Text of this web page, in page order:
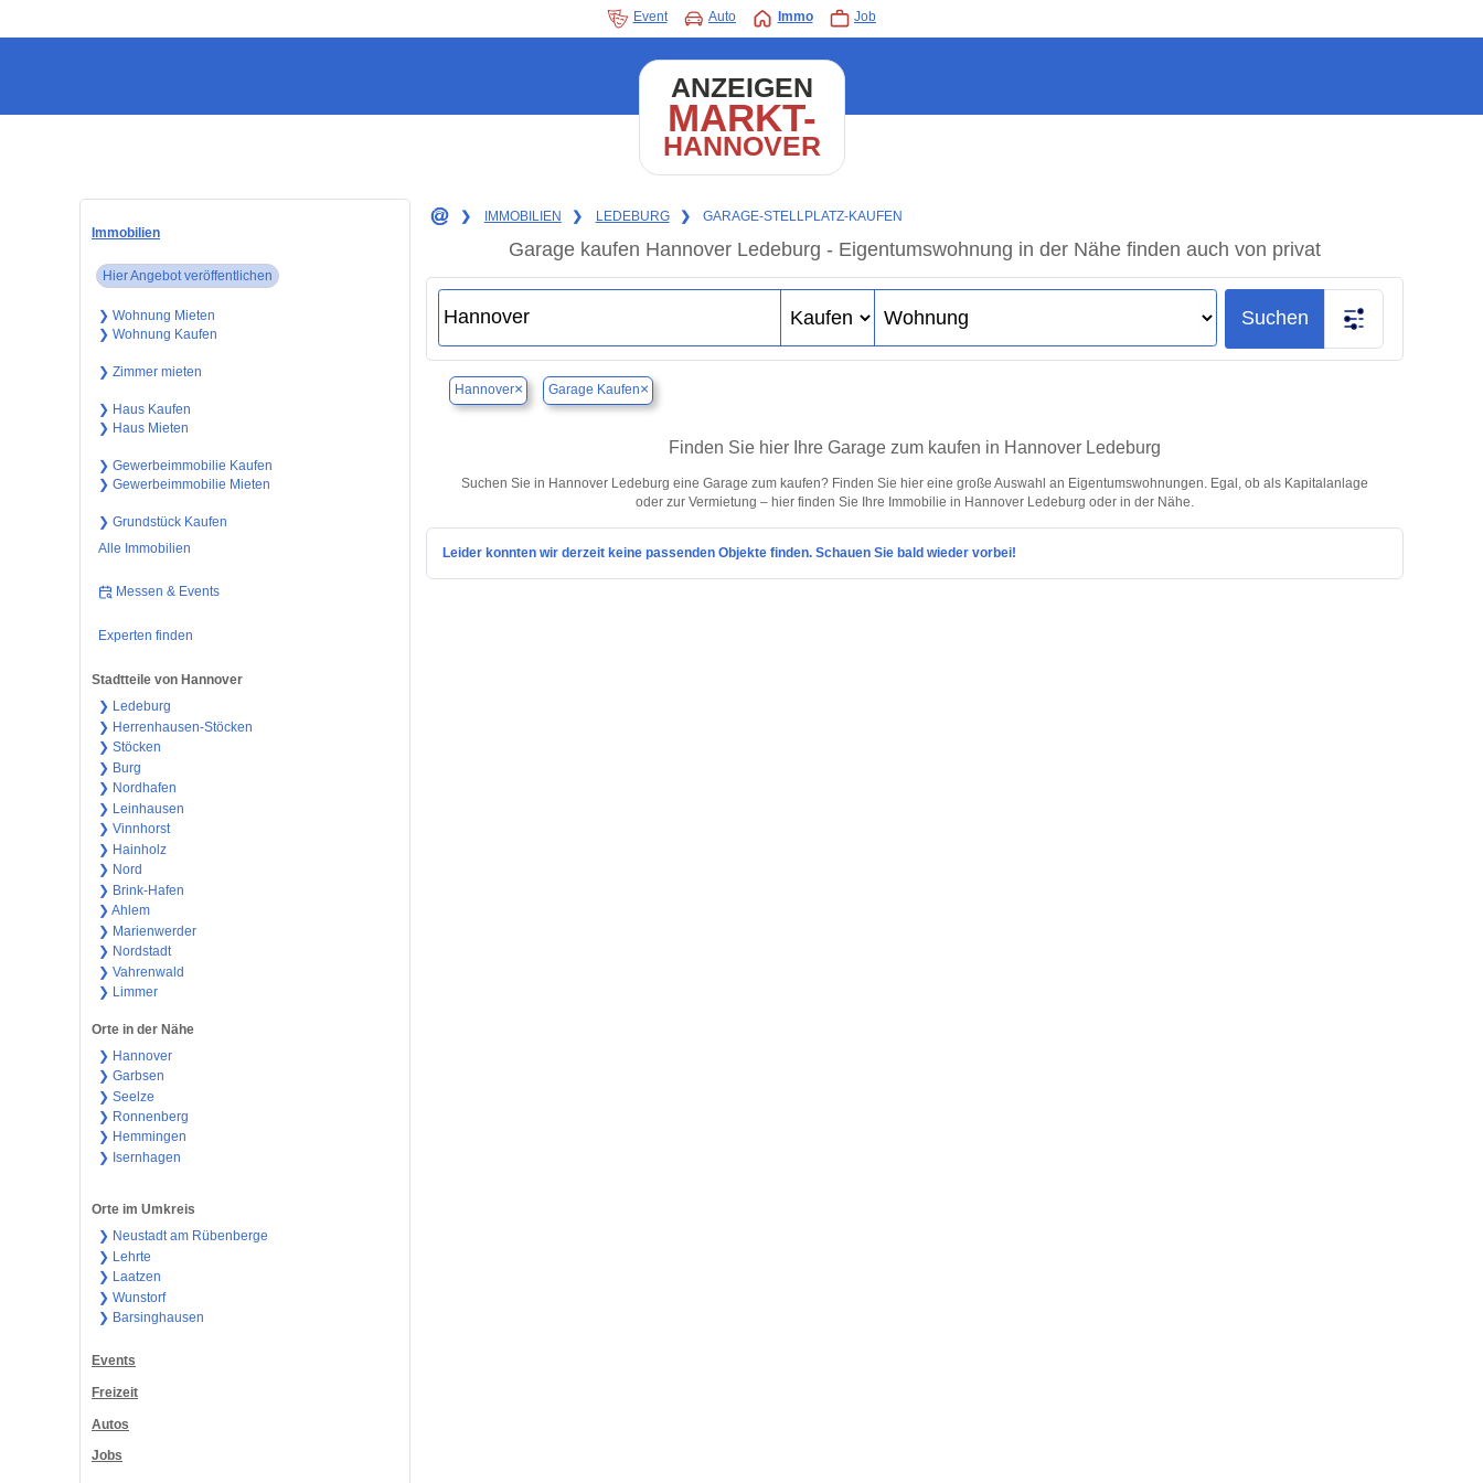
Event Auto Immo Job
ANZEIGEN
MARKT-
HANNOVER
Immobilien
Hier Angebot veröffentlichen
❯ Wohnung Mieten
❯ Wohnung Kaufen
❯ Zimmer mieten
❯ Haus Kaufen
❯ Haus Mieten
❯ Gewerbeimmobilie Kaufen
❯ Gewerbeimmobilie Mieten
❯ Grundstück Kaufen
Alle Immobilien
Messen & Events
Experten finden
Stadtteile von Hannover
❯ Ledeburg
❯ Herrenhausen-Stöcken
❯ Stöcken
❯ Burg
❯ Nordhafen
❯ Leinhausen
❯ Vinnhorst
❯ Hainholz
❯ Nord
❯ Brink-Hafen
❯ Ahlem
❯ Marienwerder
❯ Nordstadt
❯ Vahrenwald
❯ Limmer
Orte in der Nähe
❯ Hannover
❯ Garbsen
❯ Seelze
❯ Ronnenberg
❯ Hemmingen
❯ Isernhagen
Orte im Umkreis
❯ Neustadt am Rübenberge
❯ Lehrte
❯ Laatzen
❯ Wunstorf
❯ Barsinghausen
Events
Freizeit
Autos
Jobs
❯ IMMOBILIEN ❯ LEDEBURG ❯ GARAGE-STELLPLATZ-KAUFEN
Garage kaufen Hannover Ledeburg - Eigentumswohnung in der Nähe finden auch von privat
Suchen
Hannover× Garage Kaufen×
Finden Sie hier Ihre Garage zum kaufen in Hannover Ledeburg
Suchen Sie in Hannover Ledeburg eine Garage zum kaufen? Finden Sie hier eine große Auswahl an Eigentumswohnungen. Egal, ob als Kapitalanlage
oder zur Vermietung – hier finden Sie Ihre Immobilie in Hannover Ledeburg oder in der Nähe.
Leider konnten wir derzeit keine passenden Objekte finden. Schauen Sie bald wieder vorbei!